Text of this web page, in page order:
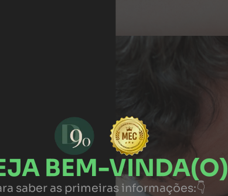
BEM-VINDA(O)
saber as primeiras informações:👇